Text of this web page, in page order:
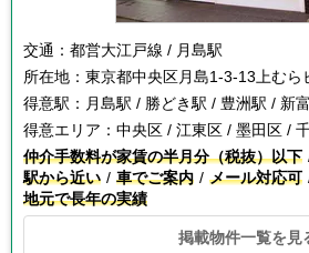
交通： 都営大江戸線 / 月島駅
所在地： 東京都中央区月島1-3-13上むら
得意駅： 月島駅 / 勝どき駅 / 豊洲駅 / 新
得意エリア： 中央区 / 江東区 / 墨田区 /
仲介手数料が家賃の半月分（税抜）以下
駅から近い
車でご案内 メール対応可
地元で長年の実績
掲載物件一覧を見